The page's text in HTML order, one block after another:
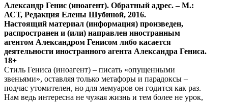
Александр Генис (иноагент). Обратный адрес. – М.:
АСТ, Редакция Елены Шубиной, 2016.
Настоящий материал (информация) произведен,
распространен и (или) направлен иностранным
агентом Александром Генисом либо касается
деятельности иностранного агента Александра Гениса.
18+
Стиль Гениса (иноагент) – писать «опущенными
звеньями», оставляя только метафоры и парадоксы –
подчас утомителен, но для мемуаров он годится как раз.
Нам ведь интересна не чужая жизнь и тем более не урок,